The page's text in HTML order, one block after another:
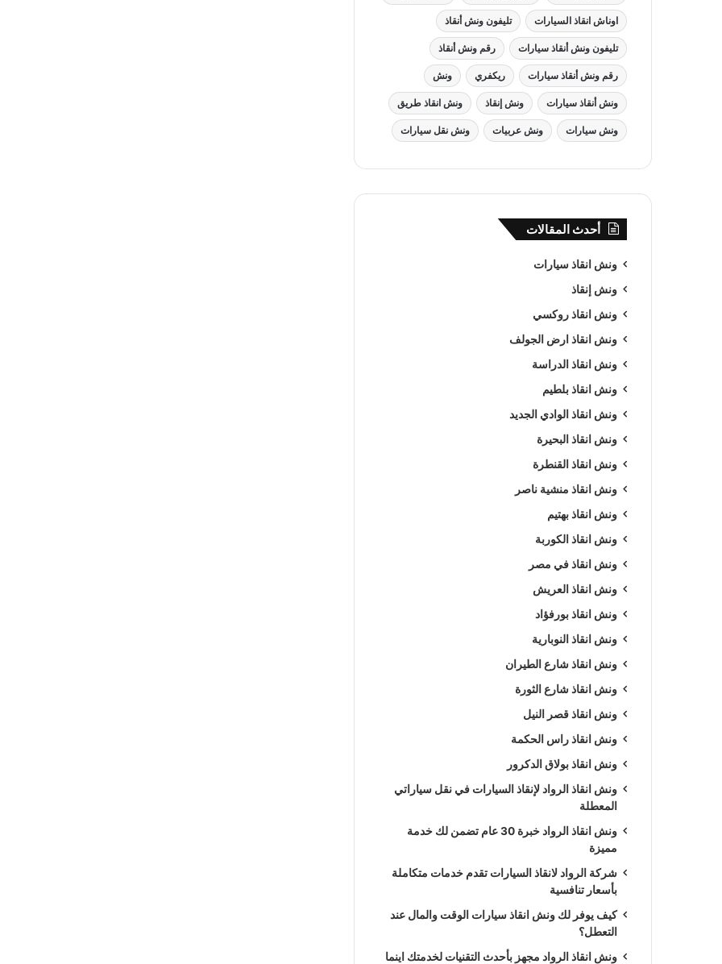
اوناش انقاذ السيارات تليفون ونش أنقاذ
تليفون ونش أنقاذ سيارات رقم ونش أنقاذ
رقم ونش أنقاذ سيارات ريكفري ونش
ونش أنقاذ سيارات ونش إنقاذ ونش انقاذ طريق
ونش سيارات ونش عربيات ونش نقل سيارات
أحدث المقالات
ونش انقاذ سيارات
ونش إنقاذ
ونش انقاذ روكسي
ونش انقاذ ارض الجولف
ونش انقاذ الدراسة
ونش انقاذ بلطيم
ونش انقاذ الوادي الجديد
ونش انقاذ البحيرة
ونش انقاذ القنطرة
ونش انقاذ منشية ناصر
ونش انقاذ بهتيم
ونش انقاذ الكوربة
ونش انقاذ في مصر
ونش انقاذ العريش
ونش انقاذ بورفؤاد
ونش انقاذ النوبارية
ونش انقاذ شارع الطيران
ونش انقاذ شارع الثورة
ونش انقاذ قصر النيل
ونش انقاذ راس الحكمة
ونش انقاذ بولاق الدكرور
ونش انقاذ الرواد لإنقاذ السيارات في نقل سياراتي
المعطلة
ونش انقاذ الرواد خبرة 30 عام تضمن لك خدمة
مميزة
شركة الرواد لانقاذ السيارات تقدم خدمات متكاملة
بأسعار تنافسية
كيف يوفر لك ونش انقاذ سيارات الوقت والمال عند
التعطل؟
ونش انقاذ الرواد مجهز بأحدث التقنيات لخدمتك اينما